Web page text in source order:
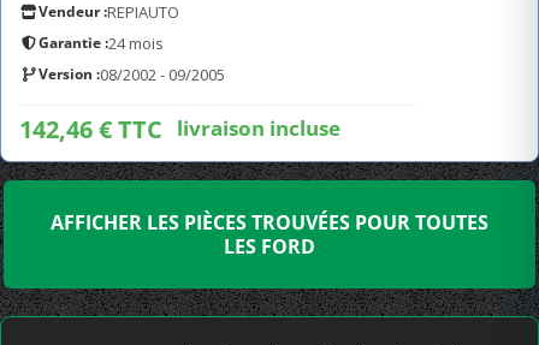
Vendeur :REPIAUTO
Garantie :24 mois
Version :08/2002 - 09/2005
142,46 € TTC livraison incluse
AFFICHER LES PIÈCES TROUVÉES POUR TOUTES
LES FORD